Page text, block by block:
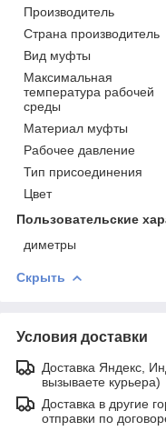
Производитель
Страна производитель
Вид муфты
Максимальная
температура рабочей
среды
Материал муфты
Рабочее давление
Тип присоединения
Цвет
Пользовательские
диметры
Скрыть
Условия доставки
Доставка Яндекс,
вызываете курьера)
Доставка в другие
отправки по